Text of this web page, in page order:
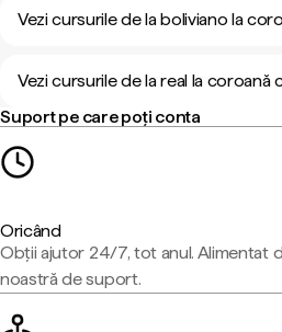
Vezi cursurile de la boliviano la
Vezi cursurile de la real la coroană
Suport pe care poți conta
Oricând
Obții ajutor 24/7, tot anul. Alimentat
noastră de suport.